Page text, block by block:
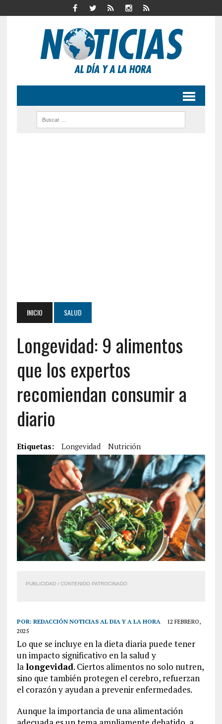
INICIO SALUD
Longevidad: 9 alimentos
que los expertos
recomiendan consumir a
diario
Etiquetas: Longevidad Nutrición
PUBLICIDAD / CONTENIDO PATROCINADO
POR: REDACCIÓN NOTICIAS AL DIA Y A LA HORA
12 FEBRERO,
2025
Lo que se incluye en la dieta diaria puede tener
un impacto significativo en la salud y
lalongevidad. Ciertos alimentos no solo nutren,
sino que también protegen el cerebro, refuerzan
el corazón y ayudan a prevenir enfermedades.
Aunque la importancia de una alimentación